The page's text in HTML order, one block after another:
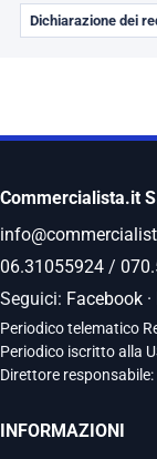
Dichiarazione dei
Commercialista.it
06.31055924 /
Seguici: Facebook ·
Periodico telematico
Periodico iscritto alla
Direttore
INFORMAZIONI